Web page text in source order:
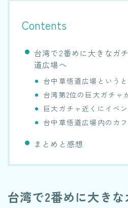
Contents
台湾で2番めに大きなガ
道広場へ
台中草悟道広場という
台湾第2位の巨大ガチャ
巨大ガチャ近くにイベ
台中草悟道広場内のカ
まとめと感想
台湾で2番めに大きな